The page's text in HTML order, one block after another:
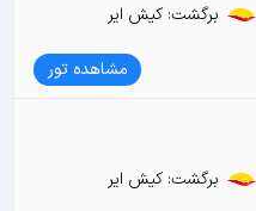
برگشت: کیش ایر
مشاهده تور
برگشت: کیش ایر